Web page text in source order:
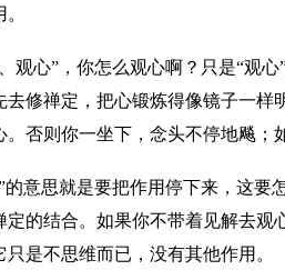
观心”，你怎么观心啊？只是“观
去修禅定，把心锻炼得像镜子一
否则你一坐下，念头不停地飚；
的意思就是要把作用停下来，这
定的结合。如果你不带着见解去
是不思维而已，没有其他作用。